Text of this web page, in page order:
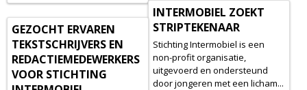
INTERMOBIEL ZOEKT
STRIPTEKENAAR
Stichting Intermobiel is een
non-profit organisatie,
uitgevoerd en ondersteund
door jongeren met een licham...
GEZOCHT ERVAREN
TEKSTSCHRIJVERS EN
REDACTIEMEDEWERKERS
VOOR STICHTING